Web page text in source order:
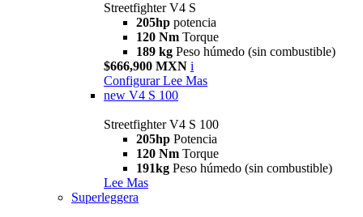
Streetfighter V4 S
205hp potencia
120 Nm Torque
189 kg Peso húmedo (sin combustible)
$666,900 MXN i
Configurar Lee Mas
new V4 S 100
Streetfighter V4 S 100
205hp Potencia
120 Nm Torque
191kg Peso húmedo (sin combustible)
Lee Mas
Superleggera